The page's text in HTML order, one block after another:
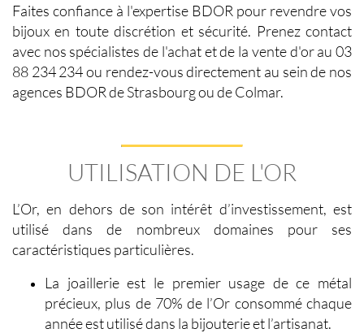
Faites confiance à l'expertise BDOR pour revendre vos
bijoux en toute discrétion et sécurité. Prenez contact
avec nos spécialistes de l'achat et de la vente d'or au 03
88 234 234 ou rendez-vous directement au sein de nos
agences BDOR de Strasbourg ou de Colmar.
UTILISATION DE L'OR
L’Or, en dehors de son intérêt d’investissement, est
utilisé dans de nombreux domaines pour ses
caractéristiques particulières.
La joaillerieest le premier usage de ce métal
précieux, plus de 70% de l’Or consommé chaque
année est utilisé dans la bijouterie et l’artisanat.